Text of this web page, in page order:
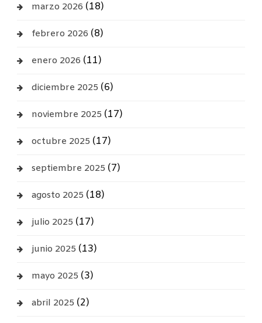
marzo 2026 (18)
febrero 2026 (8)
enero 2026 (11)
diciembre 2025 (6)
noviembre 2025 (17)
octubre 2025 (17)
septiembre 2025 (7)
agosto 2025 (18)
julio 2025 (17)
junio 2025 (13)
mayo 2025 (3)
abril 2025 (2)